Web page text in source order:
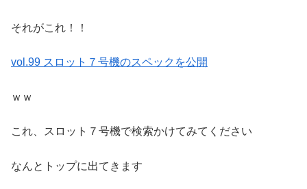
それがこれ！！
vol.99 スロット７号機のスペックを公開
ｗｗ
これ、スロット７号機で検索かけてみてください
なんとトップに出てきます